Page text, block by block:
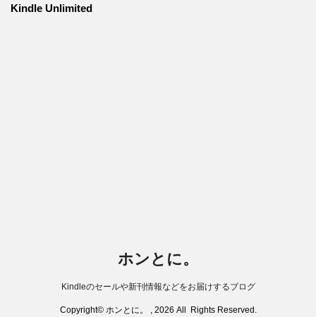
Kindle Unlimited
ホンとに。
Kindleのセールや新刊情報などをお届けするブログ
Copyright© ホンとに。 , 2026 All Rights Reserved.